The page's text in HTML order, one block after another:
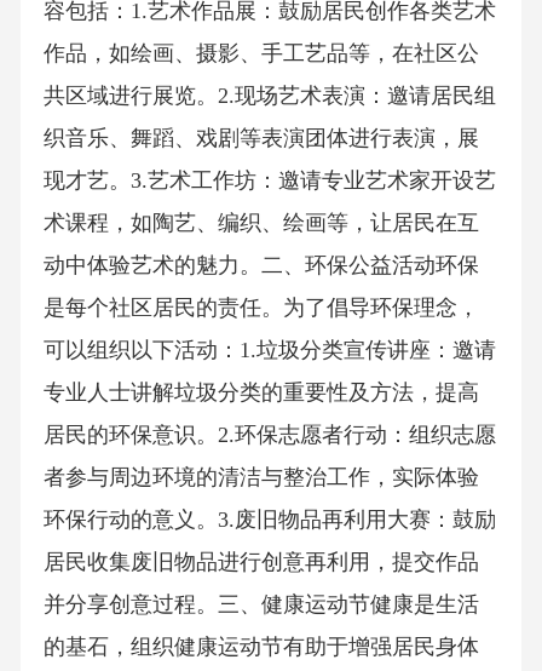
容包括：1.艺术作品展：鼓励居民创作各类艺术
作品，如绘画、摄影、手工艺品等，在社区公
共区域进行展览。2.现场艺术表演：邀请居民组
织音乐、舞蹈、戏剧等表演团体进行表演，展
现才艺。3.艺术工作坊：邀请专业艺术家开设艺
术课程，如陶艺、编织、绘画等，让居民在互
动中体验艺术的魅力。二、环保公益活动环保
是每个社区居民的责任。为了倡导环保理念，
可以组织以下活动：1.垃圾分类宣传讲座：邀请
专业人士讲解垃圾分类的重要性及方法，提高
居民的环保意识。2.环保志愿者行动：组织志愿
者参与周边环境的清洁与整治工作，实际体验
环保行动的意义。3.废旧物品再利用大赛：鼓励
居民收集废旧物品进行创意再利用，提交作品
并分享创意过程。三、健康运动节健康是生活
的基石，组织健康运动节有助于增强居民身体